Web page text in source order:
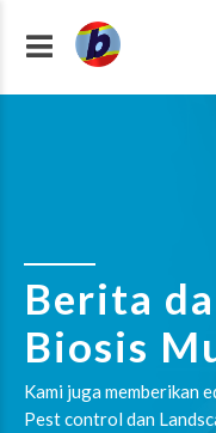
Berita
Biosis
Kami juga memberikan
Pest control dan